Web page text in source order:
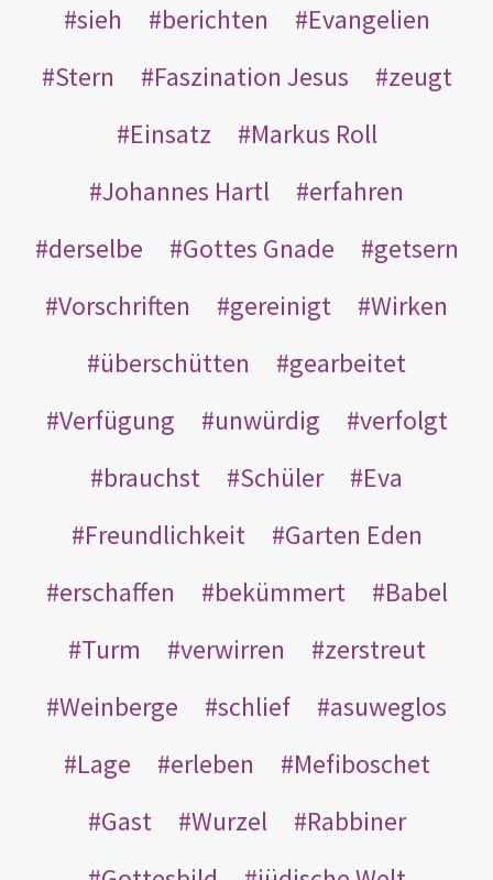
sieh
berichten
Evangelien
Stern
Faszination Jesus
zeugt
Einsatz
Markus Roll
Johannes Hartl
erfahren
derselbe
Gottes Gnade
getsern
Vorschriften
gereinigt
Wirken
überschütten
gearbeitet
Verfügung
unwürdig
verfolgt
brauchst
Schüler
Eva
Freundlichkeit
Garten Eden
erschaffen
bekümmert
Babel
Turm
verwirren
zerstreut
Weinberge
schlief
asuweglos
Lage
erleben
Mefiboschet
Gast
Wurzel
Rabbiner